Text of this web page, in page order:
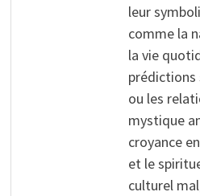
leur
comme la
la vie
prédictions
ou les
mystique
croyance
et le
culturel